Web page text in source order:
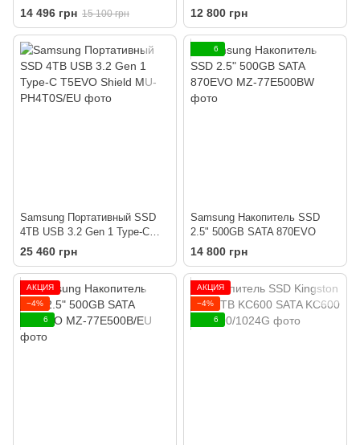
14 496 грн 15 100 грн
PLUS
12 800 грн
Samsung Портативный SSD
4TB USB 3.2 Gen 1 Type-C
T5EVO Shield
25 460 грн
6
Samsung Накопитель SSD
2.5" 500GB SATA 870EVO
14 800 грн
АКЦИЯ
−4%
6
АКЦИЯ
−4%
6